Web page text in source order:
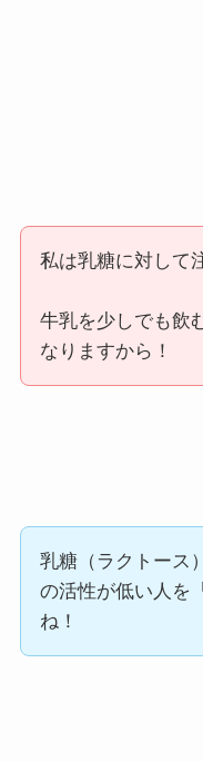
私は乳糖に対して
牛乳を少しでも飲
なりますから！
乳糖（ラクトース
の活性が低い人を
ね！